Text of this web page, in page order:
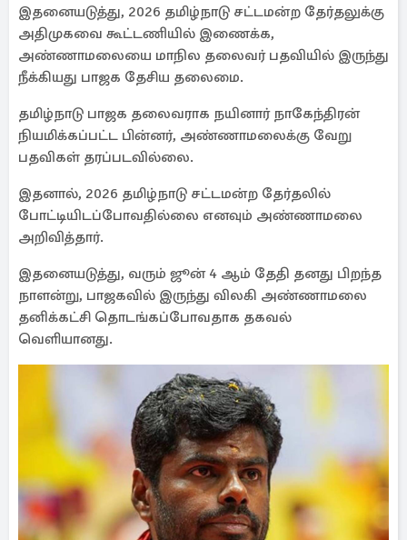
இதனையடுத்து, 2026 தமிழ்நாடு சட்டமன்ற தேர்தலுக்கு
அதிமுகவை கூட்டணியில் இணைக்க,
அண்ணாமலையை மாநில தலைவர் பதவியில் இருந்து
நீக்கியது பாஜக தேசிய தலைமை.
தமிழ்நாடு பாஜக தலைவராக நயினார் நாகேந்திரன்
நியமிக்கப்பட்ட பின்னர், அண்ணாமலைக்கு வேறு
பதவிகள் தரப்படவில்லை.
இதனால், 2026 தமிழ்நாடு சட்டமன்ற தேர்தலில்
போட்டியிடப்போவதில்லை எனவும் அண்ணாமலை
அறிவித்தார்.
இதனையடுத்து, வரும் ஜூன் 4 ஆம் தேதி தனது பிறந்த
நாளன்று, பாஜகவில் இருந்து விலகி அண்ணாமலை
தனிக்கட்சி தொடங்கப்போவதாக தகவல்
வெளியானது.